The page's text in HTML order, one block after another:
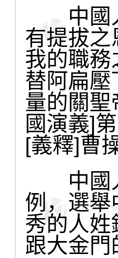
中國人
有提拔
我的職務
替阿扁
量的關
國演義]
[義釋]曹
中國人
例，選舉
秀的人姓
跟大金門